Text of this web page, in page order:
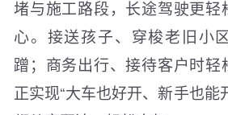
堵与施工路段，长途驾驶更轻
心。接送孩子、穿梭老旧小
蹭；商务出行、接待客户时轻
正实现“大车也好开、新手也能